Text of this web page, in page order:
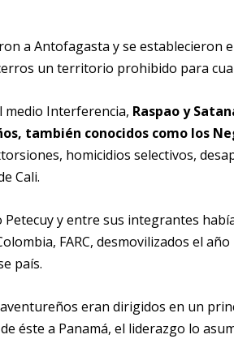
a Antofagasta y se establecieron
un territorio prohibido para
medio Interferencia, Raspao y
también conocidos como los
homicidios selectivos,
Cali.
y entre sus integrantes
FARC, desmovilizados el
país.
eran dirigidos en un
éste a Panamá, el liderazgo lo